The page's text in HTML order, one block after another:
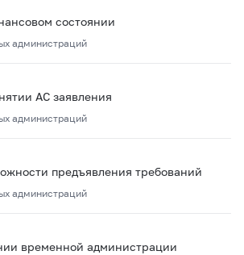
состоянии
администраций
АС заявления
администраций
предъявления требований
администраций
временной администрации